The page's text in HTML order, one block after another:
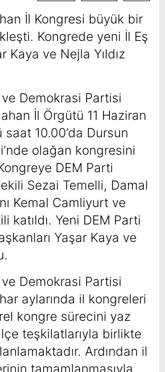
İl Kongresi büyük bir
Kongrede yeni İl Eş
Kaya ve Nejla Yıldız
ve Demokrasi Partisi
İl Örgütü 11 Haziran
10.00’da Dursun
olağan kongresini
DEM Parti
Sezai Temelli, Damal
Kemal Camliyurt ve
katıldı. Yeni DEM Parti
Yaşar Kaya ve
ve Demokrasi Partisi
aylarında il kongreleri
kongre sürecini yaz
teşkilatlarıyla birlikte
. Ardından il
tamamlanmasıyla